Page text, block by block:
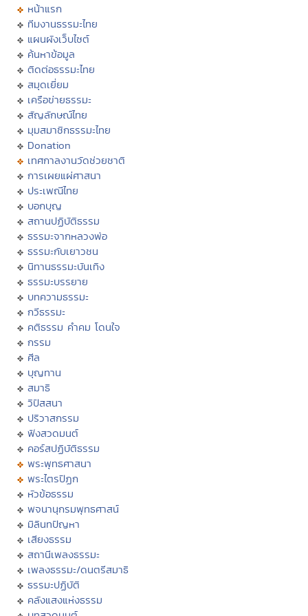
หน้าแรก
ทีมงานธรรมะไทย
แผนผังเว็บไซต์
ค้นหาข้อมูล
ติดต่อธรรมะไทย
สมุดเยี่ยม
เครือข่ายธรรมะ
สัญลักษณ์ไทย
มุมสมาชิกธรรมะไทย
Donation
เทศกาลงานวัดช่วยชาติ
การเผยแผ่ศาสนา
ประเพณีไทย
บอกบุญ
สถานปฏิบัติธรรม
ธรรมะจากหลวงพ่อ
ธรรมะกับเยาวชน
นิทานธรรมะบันเทิง
ธรรมะบรรยาย
บทความธรรมะ
กวีธรรมะ
คติธรรม คำคม โดนใจ
กรรม
ศีล
บุญทาน
สมาธิ
วิปัสสนา
ปริวาสกรรม
ฟังสวดมนต์
คอร์สปฏิบัติธรรม
พระพุทธศาสนา
พระไตรปิฏก
หัวข้อธรรม
พจนานุกรมพุทธศาสน์
มิลินทปัญหา
เสียงธรรม
สถานีเพลงธรรมะ
เพลงธรรมะ/ดนตรีสมาธิ
ธรรมะปฏิบัติ
คลังแสงแห่งธรรม